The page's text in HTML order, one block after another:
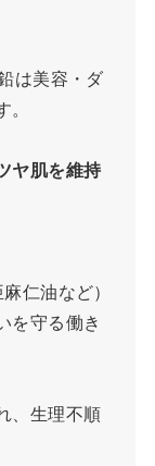
は美容・ダ
ヤ肌を維持
仁油など）
を守る働き
、生理不順